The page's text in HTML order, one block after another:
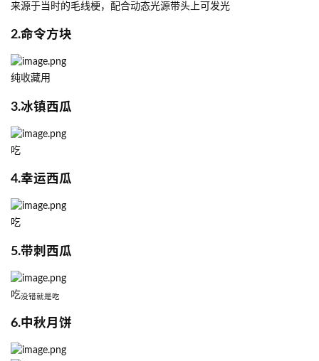
来源于当时的毛线梗，配合动态光源带头上可发光
2.命令方块
纯收藏用
3.冰镇西瓜
吃
4.幸运西瓜
吃
5.带刺西瓜
吃没错就是吃
6.中秋月饼